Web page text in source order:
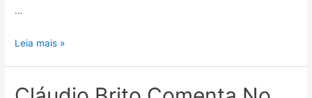
…
Leia mais »